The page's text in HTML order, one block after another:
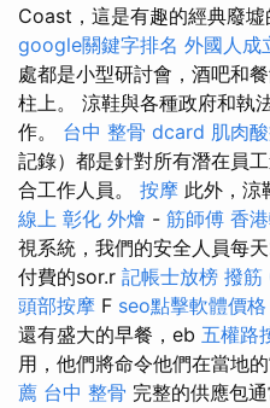
Coast，這是有趣的經典廢墟
google關鍵字排名 外國人成
處都是小型研討會，酒吧和
柱上。 涼鞋與各種政府和執
作。 台中 整骨 dcard 肌肉
記錄）都是針對所有潛在員
合工作人員。 按摩 此外，涼
線上 彰化 外燴 - 筋師傅 香
視系統，我們的安全人員每
付費的sor.r 記帳士放榜 撥筋
頭部按摩 F seo點擊軟體價格
還有盛大的早餐，eb 五權路
用，他們將命令他們在當地
薦 台中 整骨 完整的供應包